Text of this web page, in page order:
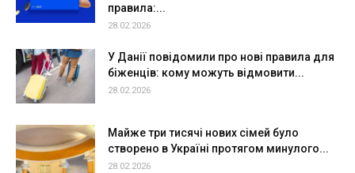
правила:...
28.02.2026
У Данії повідомили про нові правила для
біженців: кому можуть відмовити...
28.02.2026
Майже три тисячі нових сімей було
створено в Україні протягом минулого...
28.02.2026